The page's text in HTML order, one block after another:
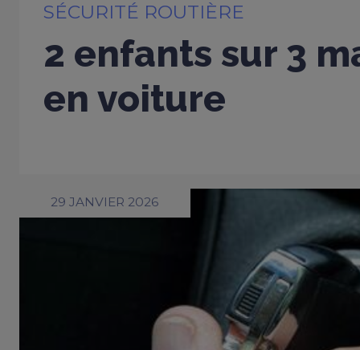
SÉCURITÉ ROUTIÈRE
2 enfants sur 3
en voiture
29 JANVIER 2026